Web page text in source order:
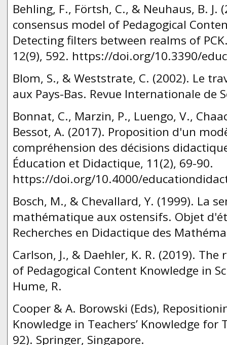
Behling, F., Förtsh, C., & Neuhaus, B. J.
consensus model of Pedagogical
Detecting filters between realms of
12(9), 592. https://doi.org/10.3390/
Blom, S., & Weststrate, C. (2002). Le
aux Pays-Bas. Revue Ιnternationale de
Bonnat, C., Marzin, P., Luengo, V.,
Bessot, A. (2017). Proposition d'un
compréhension des décisions
Éducation et Didactique, 11(2), 69-90.
https://doi.org/10.4000/
Bosch, M., & Chevallard, Y. (1999). La
mathématique aux ostensifs. Objet
Recherches en Didactique des
Carlson, J., & Daehler, K. R. (2019).
of Pedagogical Content Knowledge in
Hume, R.
Cooper & A. Borowski (Eds),
Knowledge in Teachers’ Knowledge for
92). Springer, Singapore.